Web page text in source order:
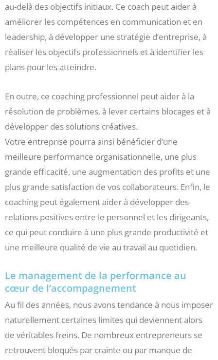
au-delà des objectifs initiaux. Ce coach peut aider à
améliorer les compétences en communication et en
leadership, à développer une stratégie d’entreprise, à
réaliser les objectifs professionnels et à identifier les
plans pour les atteindre.
En outre, ce coaching professionnel peut aider à la
résolution de problèmes, à lever certains blocages et à
développer des solutions créatives.
Votre entreprise pourra ainsi bénéficier d’une
meilleure performance organisationnelle, une plus
grande efficacité, une augmentation des profits et une
plus grande satisfaction de vos collaborateurs. Enfin, le
coaching peut également aider à développer des
relations positives entre le personnel et les dirigeants,
ce qui peut conduire à une plus grande productivité et
une meilleure qualité de vie au travail au quotidien.
Le management de la performance au
cœur de l’accompagnement
Au fil des années, nous avons tendance à nous imposer
naturellement certaines limites qui deviennent alors
de véritables freins. De nombreux entrepreneurs se
retrouvent bloqués par crainte ou par manque de